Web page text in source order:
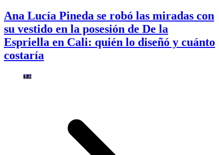
Ana Lucía Pineda se robó las miradas con
su vestido en la posesión de De la
Espriella en Cali: quién lo diseñó y cuánto
costaría